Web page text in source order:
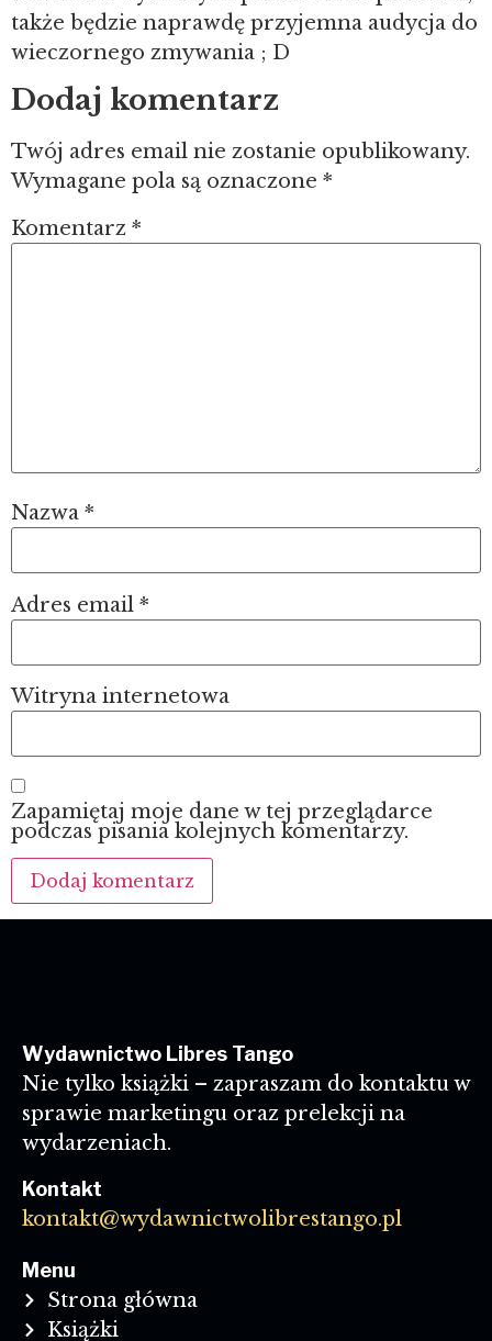
także będzie naprawdę przyjemna audycja do
wieczornego zmywania ; D
Dodaj komentarz
Twój adres email nie zostanie opublikowany.
Wymagane pola są oznaczone *
Komentarz *
Nazwa *
Adres email *
Witryna internetowa
Zapamiętaj moje dane w tej przeglądarce
podczas pisania kolejnych komentarzy.
Wydawnictwo Libres Tango
Nie tylko książki – zapraszam do kontaktu w
sprawie marketingu oraz prelekcji na
wydarzeniach.
Kontakt
kontakt@wydawnictwolibrestango.pl
Menu
Strona główna
Książki